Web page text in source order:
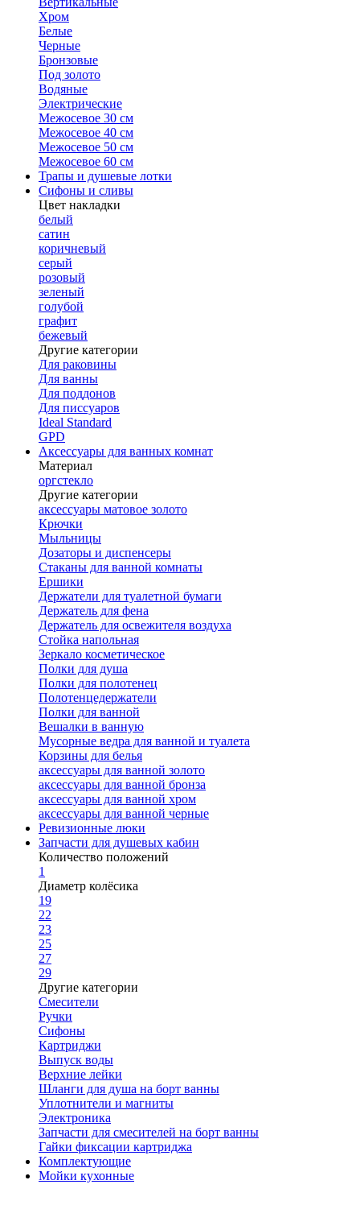
Хром
Белые
Черные
Бронзовые
Под золото
Водяные
Электрические
Межосевое 30 см
Межосевое 40 см
Межосевое 50 см
Межосевое 60 см
Трапы и душевые лотки
Сифоны и сливы
Цвет накладки
белый
сатин
коричневый
серый
розовый
зеленый
голубой
графит
бежевый
Другие категории
Для раковины
Для ванны
Для поддонов
Для писсуаров
Ideal Standard
GPD
Аксессуары для ванных комнат
Материал
оргстекло
Другие категории
аксессуары матовое золото
Крючки
Мыльницы
Дозаторы и диспенсеры
Стаканы для ванной комнаты
Ершики
Держатели для туалетной бумаги
Держатель для фена
Держатель для освежителя воздуха
Стойка напольная
Зеркало косметическое
Полки для душа
Полки для полотенец
Полотенцедержатели
Полки для ванной
Вешалки в ванную
Мусорные ведра для ванной и туалета
Корзины для белья
аксессуары для ванной золото
аксессуары для ванной бронза
аксессуары для ванной хром
аксессуары для ванной черные
Ревизионные люки
Запчасти для душевых кабин
Количество положений
1
Диаметр колёсика
19
22
23
25
27
29
Другие категории
Смесители
Ручки
Сифоны
Картриджи
Выпуск воды
Верхние лейки
Шланги для душа на борт ванны
Уплотнители и магниты
Электроника
Запчасти для смесителей на борт ванны
Гайки фиксации картриджа
Комплектующие
Мойки кухонные